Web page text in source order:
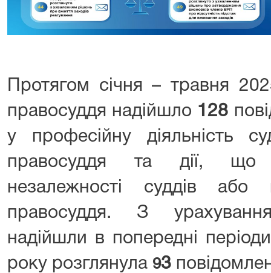
Протягом січня – травня
правосуддя надійшло 128
у професійну діяльність
правосуддя та дії, що
незалежності суддів або
правосуддя. З
надійшли в попередні
року розглянула 93